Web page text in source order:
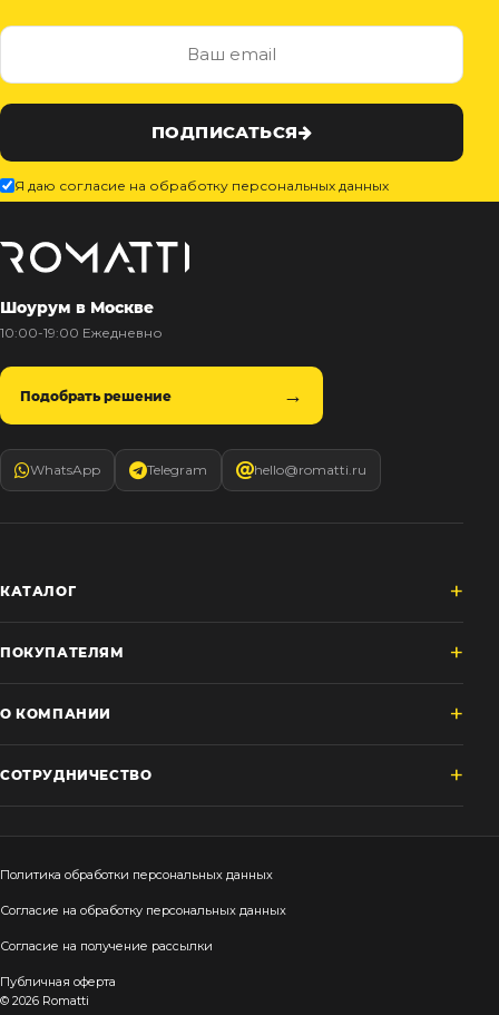
ПОДПИСАТЬСЯ
Я даю согласие на обработку персональных данных
Шоурум в Москве
10:00-19:00 Ежедневно
Подобрать решение
WhatsApp Telegram hello@romatti.ru
КАТАЛОГ
ПОКУПАТЕЛЯМ
О КОМПАНИИ
СОТРУДНИЧЕСТВО
Политика обработки персональных данных
Согласие на обработку персональных данных
Согласие на получение рассылки
Публичная оферта
© 2026 Romatti